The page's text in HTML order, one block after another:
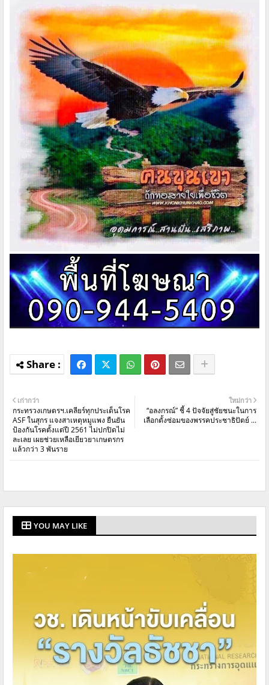
ใหม่กว่า
“อลงกรณ์” ชี้ 4 ปัจจัยสู่ชัยชนะในการ
เลือกตั้งซ่อมของพรรคประชาธิปัตย์ ...
เก่ากว่า
กระทรวงเกษตรฯ.เคลียร์ทุกประเด็นโรค
ASF ในสุกร แจงสาเหตุหมูแพง ยืนยัน
ป้องกันโรคตั้งแต่ปี 2561 ไม่ปกปิดไม่
ละเลย เผยช่วยเหลือเยียวยาเกษตรกร
แล้วกว่า 3 พันราย
YOU MAY LIKE